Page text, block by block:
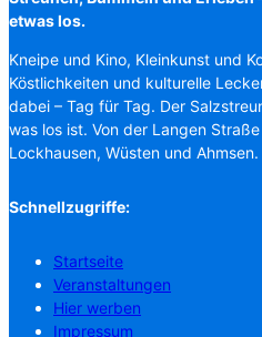
etwas los.
Kneipe und Kino, Kleinkunst und
Köstlichkeiten und kulturelle
dabei – Tag für Tag. Der
was los ist. Von der Langen
Lockhausen, Wüsten und Ahmsen.
Schnellzugriffe:
Startseite
Veranstaltungen
Hier werben
Impressum